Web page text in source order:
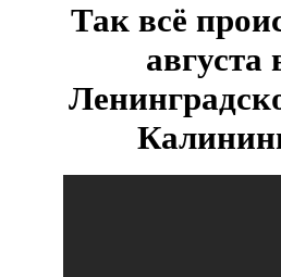
Так всё
августа